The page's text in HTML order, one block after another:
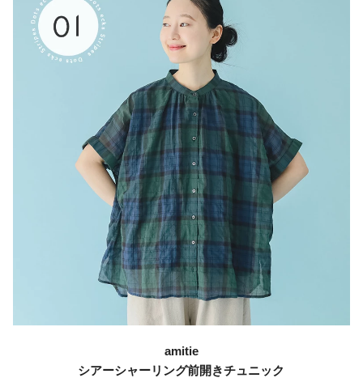
amitie
シアーシャーリング前開きチュニック